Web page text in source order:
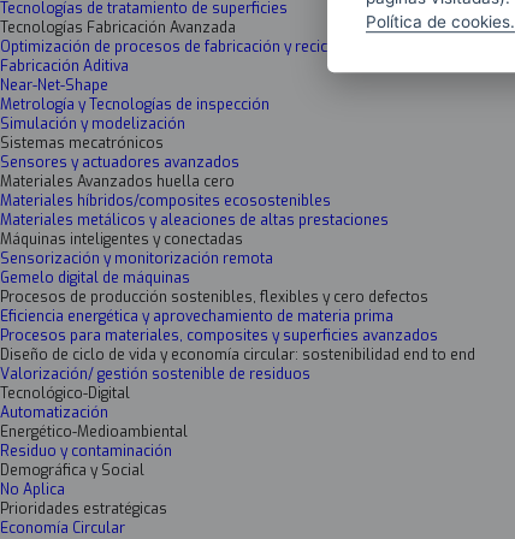
Tecnologías de tratamiento de superficies
Tecnologías Fabricación Avanzada
Optimización de procesos de fabricación y reciclaje
Fabricación Aditiva
Near-Net-Shape
Metrología y Tecnologías de inspección
Simulación y modelización
Sistemas mecatrónicos
Sensores y actuadores avanzados
Materiales Avanzados huella cero
Materiales híbridos/composites ecosostenibles
Materiales metálicos y aleaciones de altas prestaciones
Máquinas inteligentes y conectadas
Sensorización y monitorización remota
Gemelo digital de máquinas
Procesos de producción sostenibles, flexibles y cero defectos
Eficiencia energética y aprovechamiento de materia prima
Procesos para materiales, composites y superficies avanzados
Diseño de ciclo de vida y economía circular: sostenibilidad end to end
Valorización/ gestión sostenible de residuos
Tecnológico-Digital
Automatización
Energético-Medioambiental
Residuo y contaminación
Demográfica y Social
No Aplica
Prioridades estratégicas
Economía Circular
Política de cookies.